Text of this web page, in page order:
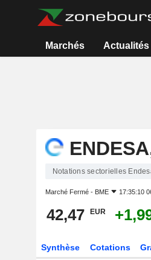
Marchés Actualités
Notations sectorielles
Marché Fermé - BME 17:35:10
42,47 EUR
Synthèse Cotations